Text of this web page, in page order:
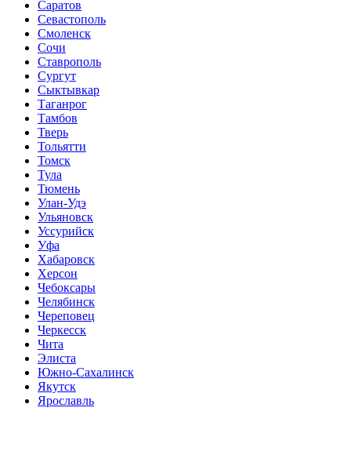
Саратов
Севастополь
Смоленск
Сочи
Ставрополь
Сургут
Сыктывкар
Таганрог
Тамбов
Тверь
Тольятти
Томск
Тула
Тюмень
Улан-Удэ
Ульяновск
Уссурийск
Уфа
Хабаровск
Херсон
Чебоксары
Челябинск
Череповец
Черкесск
Чита
Элиста
Южно-Сахалинск
Якутск
Ярославль